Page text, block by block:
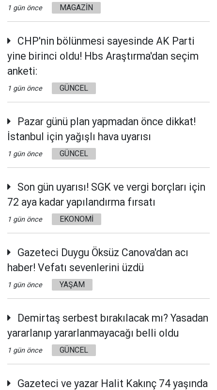
1 gün önce MAGAZİN
CHP'nin bölünmesi sayesinde AK Parti
yine birinci oldu! Hbs Araştırma'dan seçim
anketi:
1 gün önce GÜNCEL
Pazar günü plan yapmadan önce dikkat!
İstanbul için yağışlı hava uyarısı
1 gün önce GÜNCEL
Son gün uyarısı! SGK ve vergi borçları için
72 aya kadar yapılandırma fırsatı
1 gün önce EKONOMİ
Gazeteci Duygu Öksüz Canova'dan acı
haber! Vefatı sevenlerini üzdü
1 gün önce YAŞAM
Demirtaş serbest bırakılacak mı? Yasadan
yararlanıp yararlanmayacağı belli oldu
1 gün önce GÜNCEL
Gazeteci ve yazar Halit Kakınç 74 yaşında